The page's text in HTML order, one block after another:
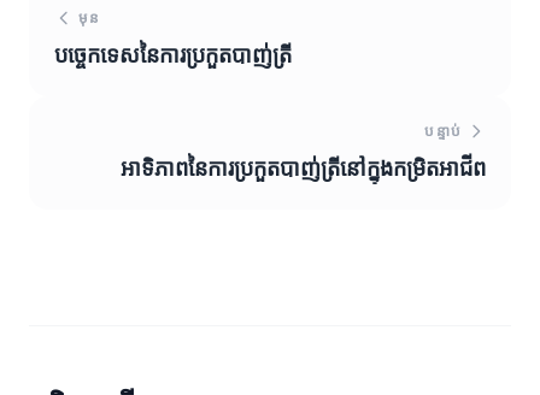
មុន
បច្ចេកទេសនៃការប្រកួតបាញ់ត្រី
បន្ទាប់
អាទិភាពនៃការប្រកួតបាញ់ត្រីនៅក្នុងកម្រិតអាជីព